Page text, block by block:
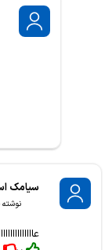
سیامک
نوشته شده در: